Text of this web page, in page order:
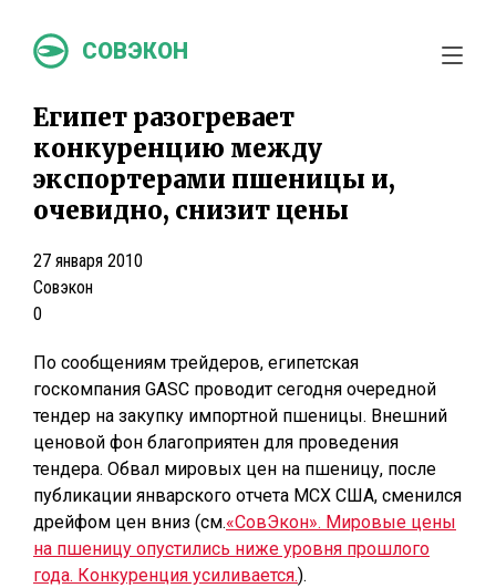
СОВЭКОН
Египет разогревает
конкуренцию между
экспортерами пшеницы и,
очевидно, снизит цены
27 января 2010
Совэкон
0
По сообщениям трейдеров, египетская
госкомпания GASC проводит сегодня очередной
тендер на закупку импортной пшеницы. Внешний
ценовой фон благоприятен для проведения
тендера. Обвал мировых цен на пшеницу, после
публикации январского отчета МСХ США, сменился
дрейфом цен вниз (см.«СовЭкон». Мировые цены
на пшеницу опустились ниже уровня прошлого
года. Конкуренция усиливается.).